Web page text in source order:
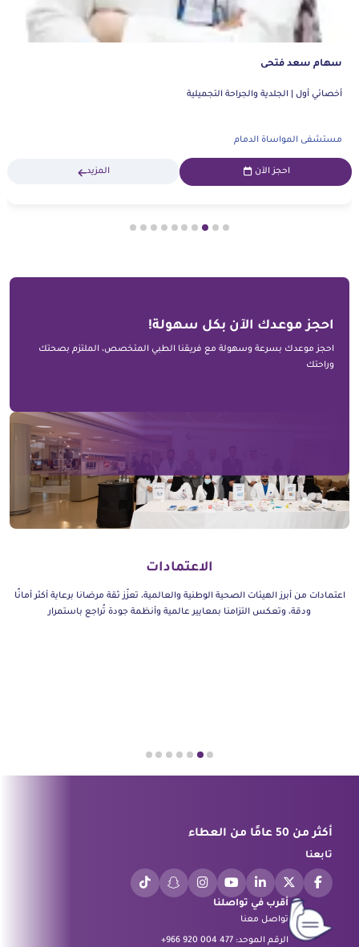
أخصائي | الجلدية والجراحة التجميلية
مستشفى المواساة الخبر
احجز الآن المزيد
احجز موعدك الآن بكل سهولة!
احجز موعدك بسرعة وسهولة مع فريقنا الطبي المتخصص، الملتزم بصحتك
وراحتك
الاعتمادات
اعتمادات من أبرز الهيئات الصحية الوطنية والعالمية، تعزّز ثقة مرضانا برعاية أكثر أمانًا
ودقة، وتعكس التزامنا بمعايير عالمية وأنظمة جودة تُراجع باستمرار
أكثر من 50 عامًا من العطاء
تابعنا
أقرب في تواصلنا
تواصل معنا
الرقم الموحد: +966 920 004 477